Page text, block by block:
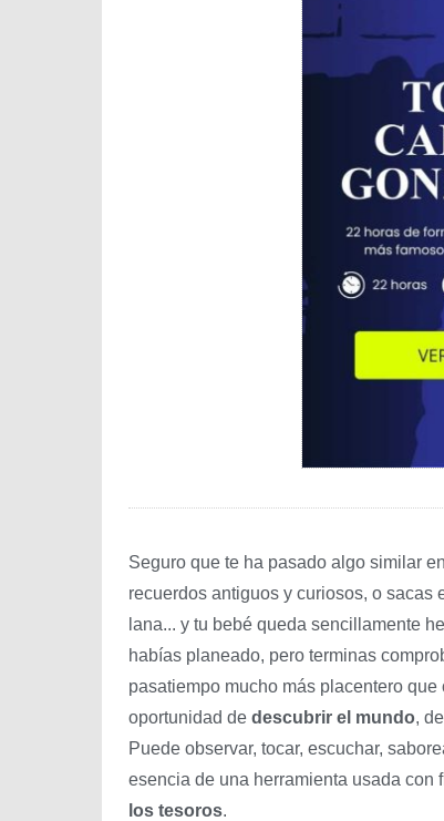
Seguro que te ha pasado algo similar
recuerdos antiguos y curiosos, o sacas
lana... y tu bebé queda sencillamente
habías planeado, pero terminas
pasatiempo mucho más placentero
oportunidad de descubrir el mundo,
Puede observar, tocar, escuchar,
esencia de una herramienta usada con
los tesoros.